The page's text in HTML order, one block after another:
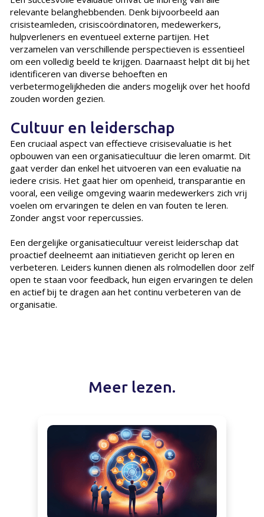
relevante belanghebbenden. Denk bijvoorbeeld aan
crisisteamleden, crisiscoördinatoren, medewerkers,
hulpverleners en eventueel externe partijen. Het
verzamelen van verschillende perspectieven is essentieel
om een volledig beeld te krijgen. Daarnaast helpt dit bij het
identificeren van diverse behoeften en
verbetermogelijkheden die anders mogelijk over het hoofd
zouden worden gezien.
Cultuur en leiderschap
Een cruciaal aspect van effectieve crisisevaluatie is het
opbouwen van een organisatiecultuur die leren omarmt. Dit
gaat verder dan enkel het uitvoeren van een evaluatie na
iedere crisis. Het gaat hier om openheid, transparantie en
vooral, een veilige omgeving waarin medewerkers zich vrij
voelen om ervaringen te delen en van fouten te leren.
Zonder angst voor repercussies.
Een dergelijke organisatiecultuur vereist leiderschap dat
proactief deelneemt aan initiatieven gericht op leren en
verbeteren. Leiders kunnen dienen als rolmodellen door zelf
open te staan voor feedback, hun eigen ervaringen te delen
en actief bij te dragen aan het continu verbeteren van de
organisatie.
Meer lezen.